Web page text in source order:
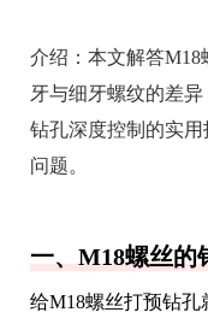
介绍： 本文解答M18
牙与细牙螺纹的差
钻孔深度控制的实
问题。
一、M18螺丝的
给M18螺丝打预钻